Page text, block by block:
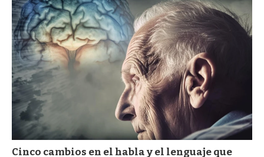
Cinco cambios en el habla y el lenguaje que